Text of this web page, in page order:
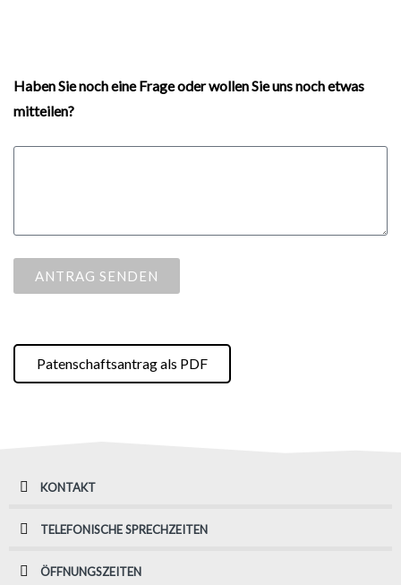
Haben Sie noch eine Frage oder wollen Sie uns noch etwas
mitteilen?
ANTRAG SENDEN
Patenschaftsantrag als PDF
KONTAKT
TELEFONISCHE SPRECHZEITEN
ÖFFNUNGSZEITEN